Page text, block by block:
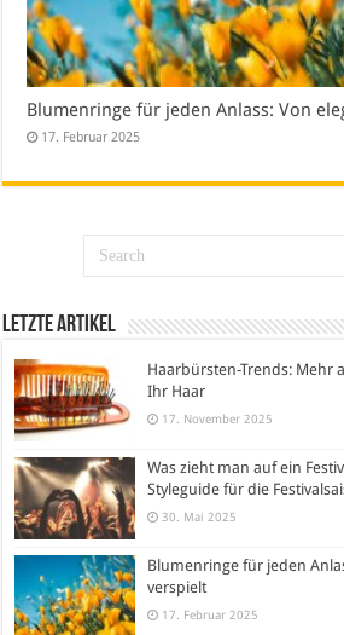
Blumenringe für jeden Anlass: Von
17. Februar 2025
Letzte Artikel
Haarbürsten-Trends: Mehr
Ihr Haar
17. November 2025
Was zieht man auf ein
Styleguide für die
30. Mai 2025
Blumenringe für jeden
verspielt
17. Februar 2025